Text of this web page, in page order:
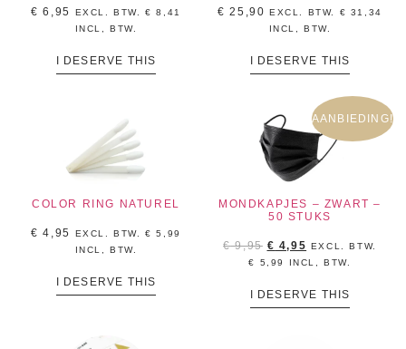
€ 6,95 EXCL. BTW.€ 8,41
INCL, BTW.
I DESERVE THIS
€ 25,90 EXCL. BTW. € 31,34
INCL, BTW.
I DESERVE THIS
COLOR RING NATUREL
€ 4,95 EXCL. BTW.€ 5,99
INCL, BTW.
I DESERVE THIS
AANBIEDING!
MONDKAPJES – ZWART –
50 STUKS
€9,95 € 4,95 EXCL. BTW.
€
5,99 INCL, BTW.
I DESERVE THIS